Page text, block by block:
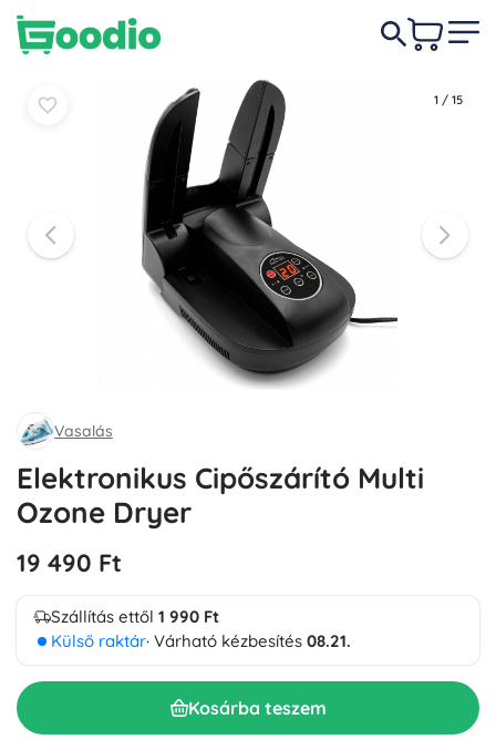
1 / 15
Vasalás
Elektronikus Cipőszárító Multi
Ozone Dryer
19 490 Ft
Szállítás ettől 1 990 Ft
Külső raktár· Várható kézbesítés 08.21.
Kosárba teszem
19 490 Ft Kosárba